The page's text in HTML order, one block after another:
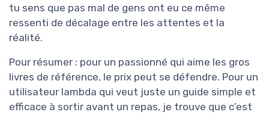
tu sens que pas mal de gens ont eu ce même
ressenti de décalage entre les attentes et la
réalité.
Pour résumer : pour un passionné qui aime les gros
livres de référence, le prix peut se défendre. Pour un
utilisateur lambda qui veut juste un guide simple et
efficace à sortir avant un repas, je trouve que c’est